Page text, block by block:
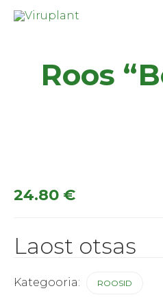
Roos
24.80 €
Laost otsas
Kategooria: ROOSID